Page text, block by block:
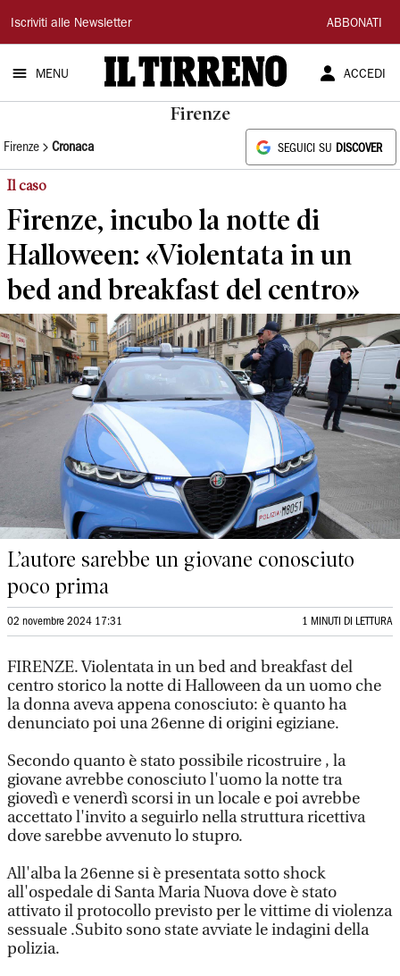
Il
Tirreno
Iscriviti alle Newsletter ABBONATI
MENU ACCEDI
Firenze
Firenze Cronaca SEGUICI SU DISCOVER
Il caso
Firenze, incubo la notte di
Halloween: «Violentata in un
bed and breakfast del centro»
L’autore sarebbe un giovane conosciuto
poco prima
02 novembre 2024 17:31 1 MINUTI DI LETTURA
FIRENZE. Violentata in un bed and breakfast del
centro storico la notte di Halloween da un uomo che
la donna aveva appena conosciuto: è quanto ha
denunciato poi una 26enne di origini egiziane.
Secondo quanto è stato possibile ricostruire , la
giovane avrebbe conosciuto l'uomo la notte tra
giovedì e venerdì scorsi in un locale e poi avrebbe
accettato l'invito a seguirlo nella struttura ricettiva
dove sarebbe avvenuto lo stupro.
All'alba la 26enne si è presentata sotto shock
all'ospedale di Santa Maria Nuova dove è stato
attivato il protocollo previsto per le vittime di violenza
sessuale .Subito sono state avviate le indagini della
polizia.